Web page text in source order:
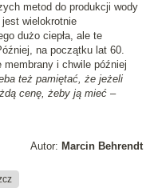
metod do produkcji wody
wielokrotnie
dużo ciepła, ale te
na początku lat 60.
membrany i chwile później
też pamiętać, że jeżeli
cenę, żeby ją mieć –
Autor: Marcin Behrendt